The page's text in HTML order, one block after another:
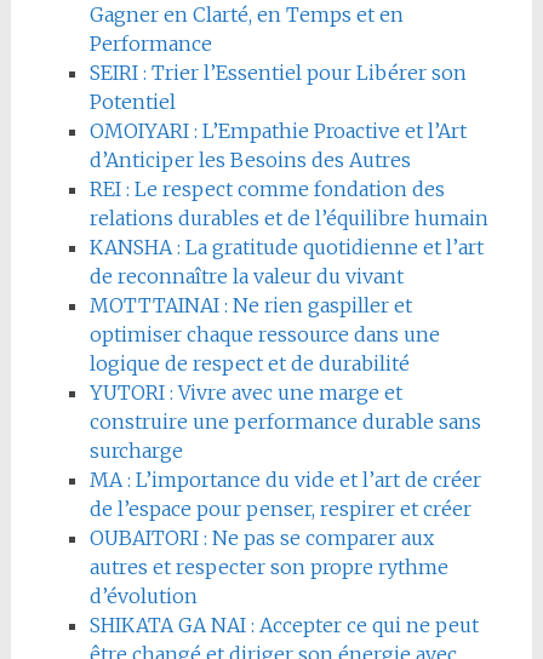
Gagner en Clarté, en Temps et en
Performance
SEIRI : Trier l’Essentiel pour Libérer son
Potentiel
OMOIYARI : L’Empathie Proactive et l’Art
d’Anticiper les Besoins des Autres
REI : Le respect comme fondation des
relations durables et de l’équilibre humain
KANSHA : La gratitude quotidienne et l’art
de reconnaître la valeur du vivant
MOTTTAINAI : Ne rien gaspiller et
optimiser chaque ressource dans une
logique de respect et de durabilité
YUTORI : Vivre avec une marge et
construire une performance durable sans
surcharge
MA : L’importance du vide et l’art de créer
de l’espace pour penser, respirer et créer
OUBAITORI : Ne pas se comparer aux
autres et respecter son propre rythme
d’évolution
SHIKATA GA NAI : Accepter ce qui ne peut
être changé et diriger son énergie avec